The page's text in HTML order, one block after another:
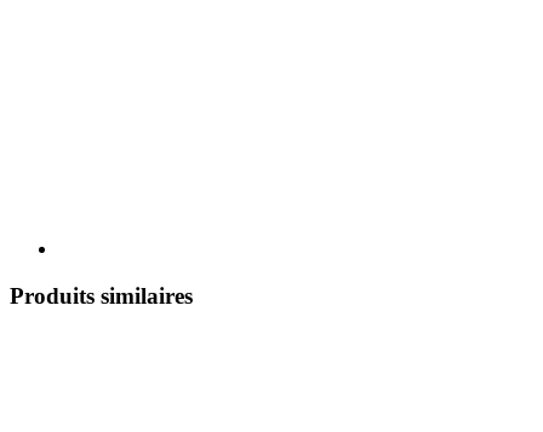
Produits similaires